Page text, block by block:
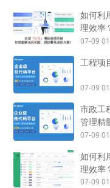
如何利
理效率
07-09
工程项
07-09
市政工
管理精
07-09
如何利
理效率
07-09